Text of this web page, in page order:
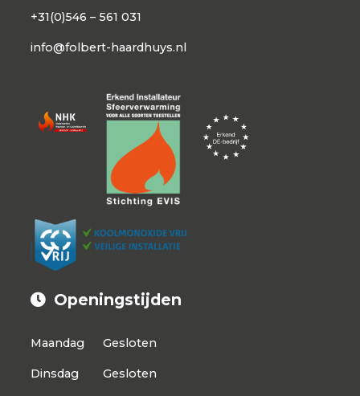
+31(0)546 – 561 031
info@folbert-haardhuys.nl
Openingstijden
Maandag Gesloten
Dinsdag Gesloten